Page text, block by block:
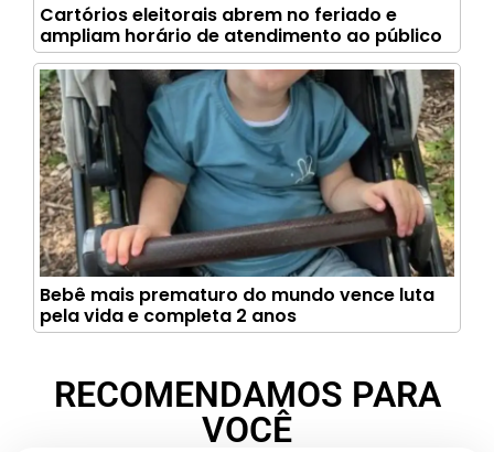
Cartórios eleitorais abrem no feriado e
ampliam horário de atendimento ao público
Bebê mais prematuro do mundo vence luta
pela vida e completa 2 anos
RECOMENDAMOS PARA
VOCÊ